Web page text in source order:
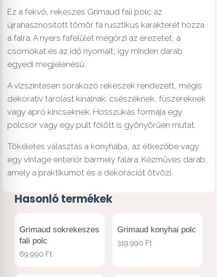
Ez a fekvő, rekeszes Grimaud fali polc az
újrahasznosított tömör fa rusztikus karakterét hozza
a falra. A nyers fafelület megőrzi az erezetet, a
csomókat és az idő nyomait, így minden darab
egyedi megjelenésű.
A vízszintesen sorakozó rekeszek rendezett, mégis
dekoratív tárolást kínálnak: csészéknek, fűszereknek
vagy apró kincseknek. Hosszúkás formája egy
polcsor vagy egy pult fölött is gyönyörűen mutat.
Tökéletes választás a konyhába, az étkezőbe vagy
egy vintage enteriőr bármely falára. Kézműves darab,
amely a praktikumot és a dekorációt ötvözi.
Hasonló termékek
Grimaud sokrekeszes
fali polc
69.990 Ft
Grimaud konyhai polc
319.990 Ft